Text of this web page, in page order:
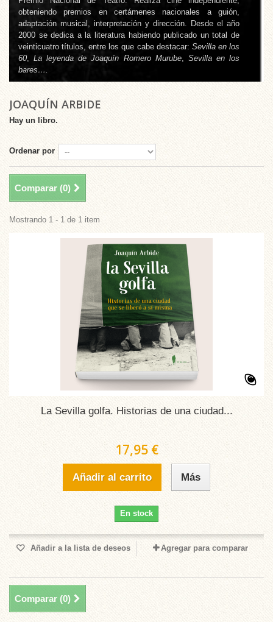
obteniendo premios en certámenes nacionales a guión,
adaptación musical, interpretación y dirección. Desde el año
2000 se dedica a la literatura habiendo publicado un total de
veinticuatro títulos, entre los que cabe destacar: Sevilla en los
60,La leyenda de Joaquín Romero Murube, Sevilla en los
bares….
JOAQUÍN ARBIDE
Hay un libro.
Ordenar por
Comparar (0)
Mostrando 1 - 1 de 1 item
La Sevilla golfa. Historias de una ciudad...
17,95 €
Añadir al carrito Más
En stock
Añadir a la lista de deseos Agregar para comparar
Comparar (0)